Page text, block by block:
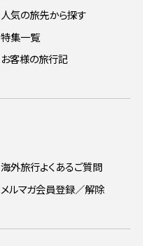
人気の旅先から探す
特集一覧
お客様の旅行記
海外旅行よくあるご質問
メルマガ会員登録／解除